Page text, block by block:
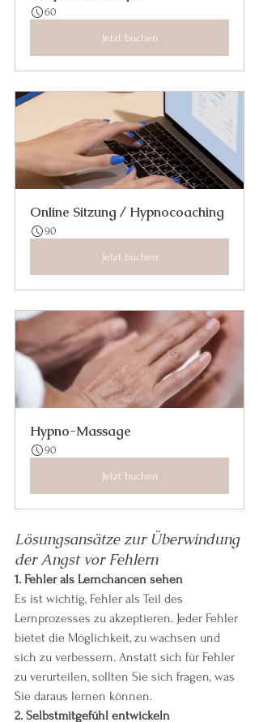
60
Jetzt buchen
Online Sitzung / Hypnocoaching
90
Jetzt buchen
Hypno-Massage
90
Jetzt buchen
Lösungsansätze zur Überwindung
der Angst vor Fehlern
1. Fehler als Lernchancen sehen
Es ist wichtig, Fehler als Teil des
Lernprozesses zu akzeptieren. Jeder Fehler
bietet die Möglichkeit, zu wachsen und
sich zu verbessern. Anstatt sich für Fehler
zu verurteilen, sollten Sie sich fragen, was
Sie daraus lernen können.
2. Selbstmitgefühl entwickeln